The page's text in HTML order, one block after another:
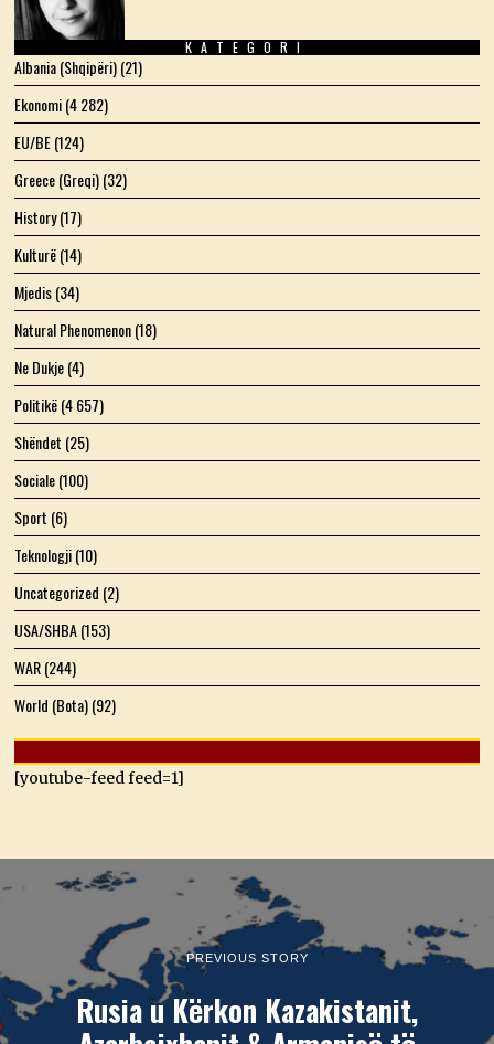
KATEGORI
Albania (Shqipëri)(21)
Ekonomi(4 282)
EU/BE(124)
Greece (Greqi)(32)
History(17)
Kulturë(14)
Mjedis(34)
Natural Phenomenon(18)
Ne Dukje(4)
Politikë(4 657)
Shëndet (25)
Sociale(100)
Sport (6)
Teknologji(10)
Uncategorized (2)
USA/SHBA(153)
WAR(244)
World (Bota)(92)
[youtube-feed feed=1]
PREVIOUS STORY
Rusia u Kërkon Kazakistanit,